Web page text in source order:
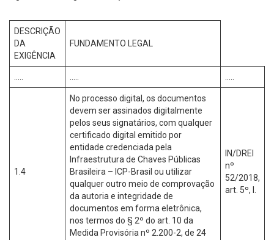
DESCRIÇÃO
DA
EXIGÊNCIA
FUNDAMENTO LEGAL
1.4
No processo digital, os documentos
devem ser assinados digitalmente
pelos seus signatários, com qualquer
certificado digital emitido por
entidade credenciada pela
Infraestrutura de Chaves Públicas
Brasileira – ICP-Brasil ou utilizar
qualquer outro meio de comprovação
da autoria e integridade de
documentos em forma eletrônica,
nos termos do § 2º do art. 10 da
Medida Provisória nº 2.200-2, de 24
IN/DREI
nº
52/2018,
art. 5º, I.